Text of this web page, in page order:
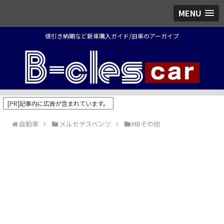
MENU
値引き納期など新車購入ガイド/旧車のアーガイブ
[PR]記事内に広告が含まれています。
自動車 メルセデスベンツ MBその他